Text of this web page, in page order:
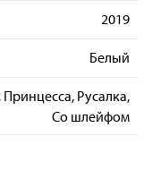
2019
Белый
Русалка,
Со шлейфом